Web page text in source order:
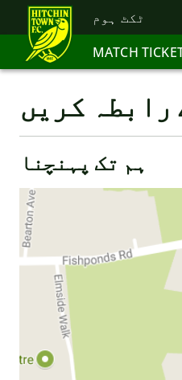
ٹکٹ ہوم
MATCH
رابطہ کریں
ہم تک پہنچنا